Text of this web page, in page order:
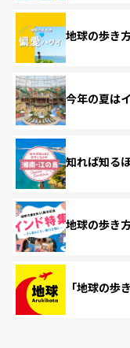
地球の歩き
今年の夏は
知れば知る
地球の歩き
「地球の歩